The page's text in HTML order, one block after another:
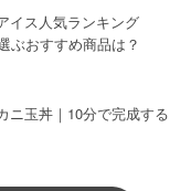
イス人気ランキング
ぶおすすめ商品は？
ニ玉丼｜10分で完成する